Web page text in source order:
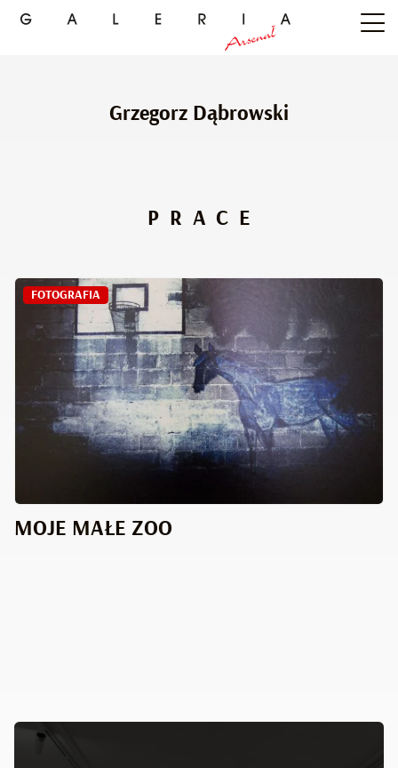
Grzegorz Dąbrowski
PRACE
FOTOGRAFIA
MOJE MAŁE ZOO